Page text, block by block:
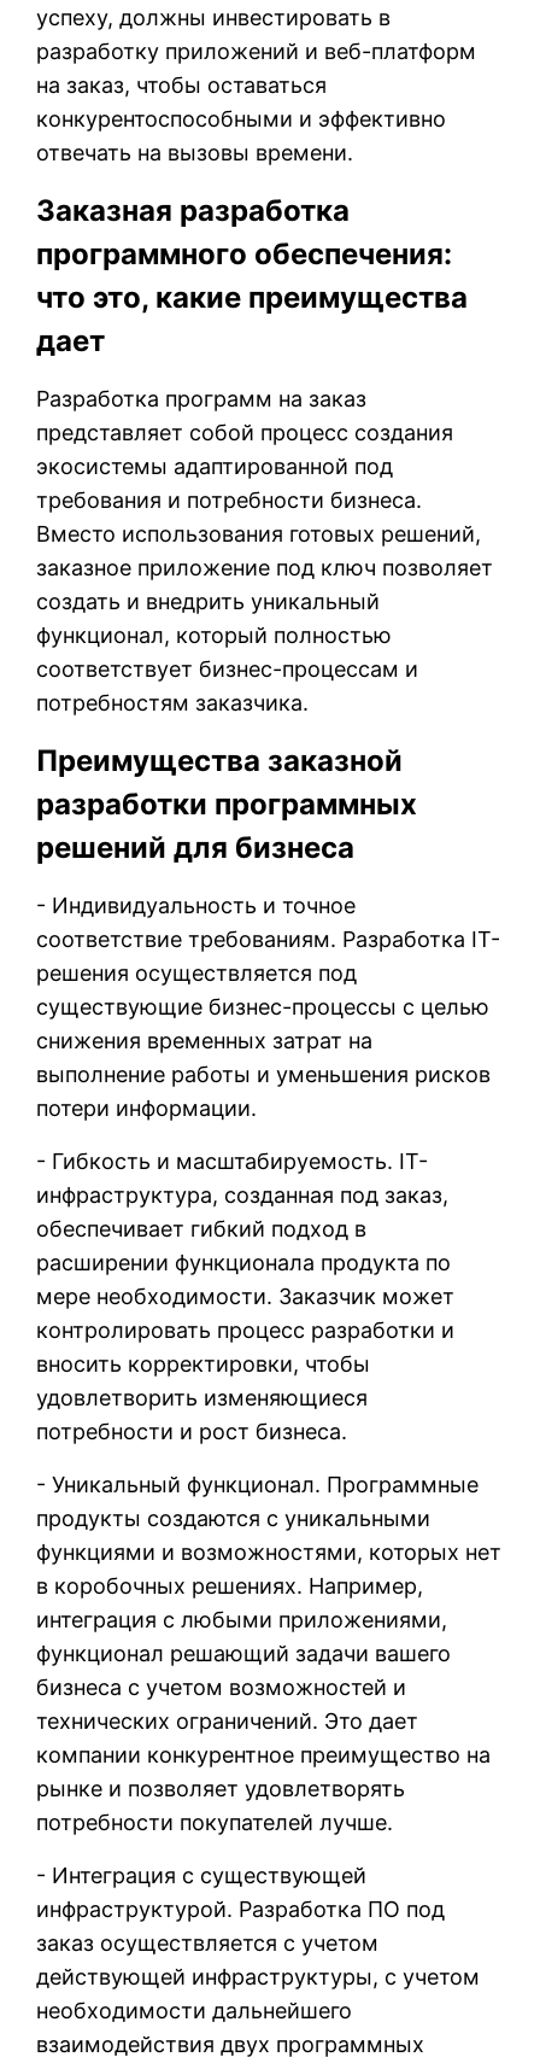
успеху, должны инвестировать в
разработку приложений и веб-платформ
на заказ, чтобы оставаться
конкурентоспособными и эффективно
отвечать на вызовы времени.
Заказная разработка
программного обеспечения:
что это, какие преимущества
дает
Разработка программ на заказ
представляет собой процесс создания
экосистемы адаптированной под
требования и потребности бизнеса.
Вместо использования готовых решений,
заказное приложение под ключ позволяет
создать и внедрить уникальный
функционал, который полностью
соответствует бизнес-процессам и
потребностям заказчика.
Преимущества заказной
разработки программных
решений для бизнеса
- Индивидуальность и точное
соответствие требованиям. Разработка IT-
решения осуществляется под
существующие бизнес-процессы с целью
снижения временных затрат на
выполнение работы и уменьшения рисков
потери информации.
- Гибкость и масштабируемость. IT-
инфраструктура, созданная под заказ,
обеспечивает гибкий подход в
расширении функционала продукта по
мере необходимости. Заказчик может
контролировать процесс разработки и
вносить корректировки, чтобы
удовлетворить изменяющиеся
потребности и рост бизнеса.
- Уникальный функционал. Программные
продукты создаются с уникальными
функциями и возможностями, которых нет
в коробочных решениях. Например,
интеграция с любыми приложениями,
функционал решающий задачи вашего
бизнеса с учетом возможностей и
технических ограничений. Это дает
компании конкурентное преимущество на
рынке и позволяет удовлетворять
потребности покупателей лучше.
- Интеграция с существующей
инфраструктурой. Разработка ПО под
заказ осуществляется с учетом
действующей инфраструктуры, с учетом
необходимости дальнейшего
взаимодействия двух программных